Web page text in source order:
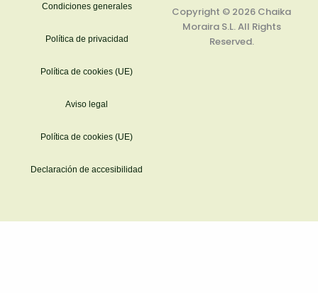
Copyright © 2026 Chaika
Moraira S.L.All Rights
Reserved.
Condiciones generales
Política de privacidad
Política de cookies (UE)
Aviso legal
Política de cookies (UE)
Declaración de accesibilidad